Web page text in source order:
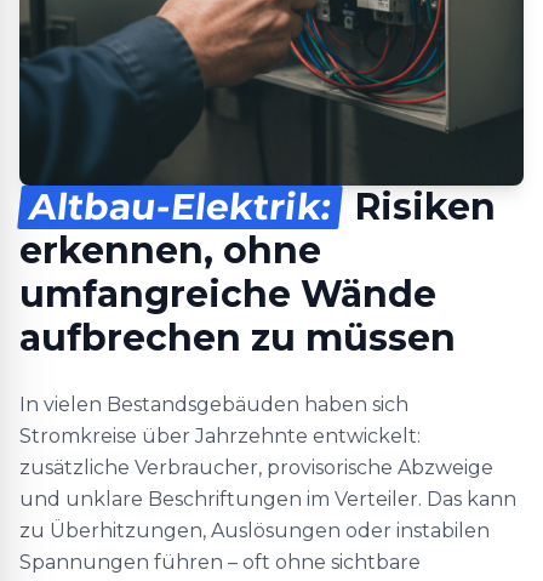
Altbau-Elektrik: Risiken
erkennen, ohne
umfangreiche Wände
aufbrechen zu müssen
In vielen Bestandsgebäuden haben sich
Stromkreise über Jahrzehnte entwickelt:
zusätzliche Verbraucher, provisorische Abzweige
und unklare Beschriftungen im Verteiler. Das kann
zu Überhitzungen, Auslösungen oder instabilen
Spannungen führen – oft ohne sichtbare